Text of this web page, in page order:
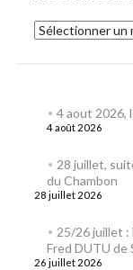
4 aout 2026,
4 août 2026
28 juillet,
du Chambon
28 juillet 2026
25/26 juillet :
Fred DUTU de
26 juillet 2026